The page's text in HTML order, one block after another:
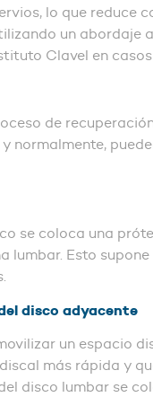
lo que
un abordaje
Clavel en
de
normalmente,
se coloca una
lumbar. Esto
disco adyacente
un espacio
más rápida y
disco lumbar se